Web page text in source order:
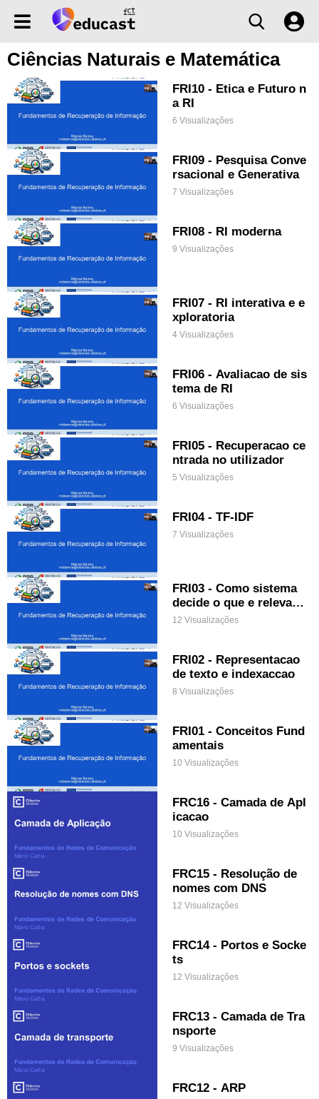
Ciências Naturais e Matemática
FRI10 - Etica e Futuro n
a RI
6 Visualizações
FRI09 - Pesquisa Conve
rsacional e Generativa
7 Visualizações
FRI08 - RI moderna
9 Visualizações
FRI07 - RI interativa e e
xploratoria
4 Visualizações
FRI06 - Avaliacao de sis
tema de RI
6 Visualizações
FRI05 - Recuperacao ce
ntrada no utilizador
5 Visualizações
FRI04 - TF-IDF
7 Visualizações
FRI03 - Como sistema
decide o que e relevant
e
12 Visualizações
FRI02 - Representacao
de texto e indexaccao
8 Visualizações
FRI01 - Conceitos Fund
amentais
10 Visualizações
FRC16 - Camada de Apl
icacao
10 Visualizações
FRC15 - Resolução de
nomes com DNS
12 Visualizações
FRC14 - Portos e Socke
ts
12 Visualizações
FRC13 - Camada de Tra
nsporte
9 Visualizações
FRC12 - ARP